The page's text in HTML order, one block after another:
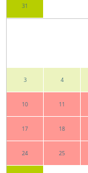
31
3 4
10 11
17 18
24 25